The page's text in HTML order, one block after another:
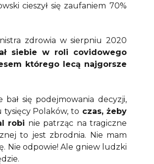
cieszył się zaufaniem 70%
zdrowia w sierpniu 2020
siebie w roli covidowego
którego lecą najgorsze
się podejmowania decyzji,
tysięcy Polaków, to czas, żeby
robi nie patrząc na tragiczne
to jest zbrodnia. Nie mam
Nie odpowie! Ale gniew ludzki